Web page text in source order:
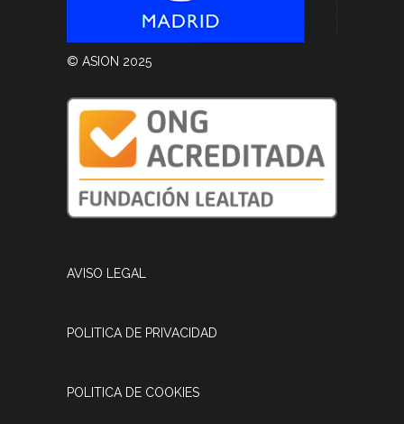
© ASION 2025
AVISO LEGAL
POLITICA DE PRIVACIDAD
POLITICA DE COOKIES